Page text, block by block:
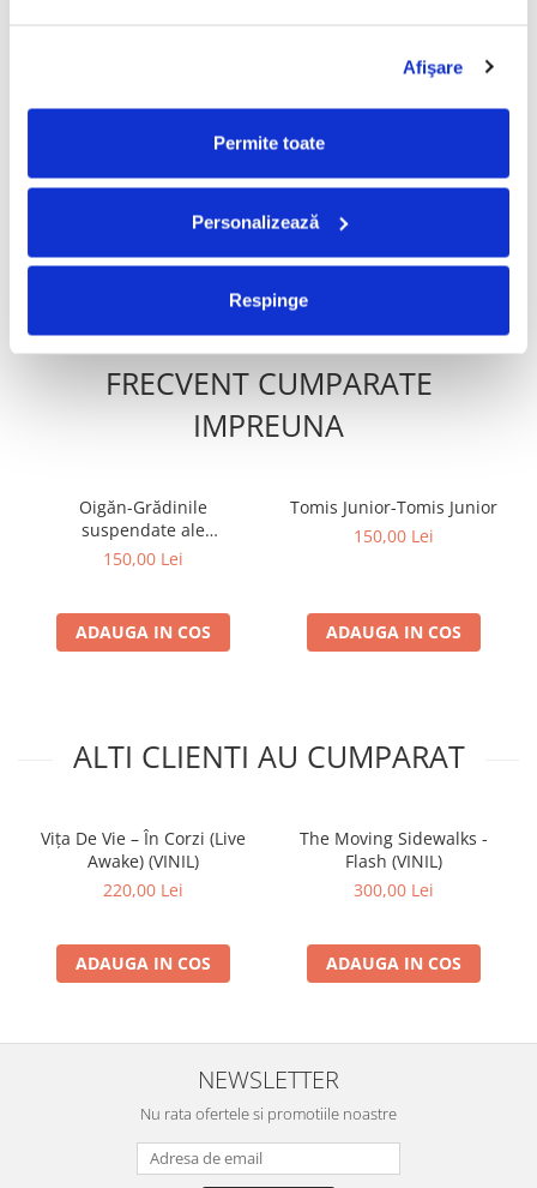
Afişare
Permite toate
Personalizează
Respinge
PRODUSE ALTERNATIVE
Vița De Vie – În Corzi (Live
220,00 Lei
ADAUGA IN COS
-30%
Ștefan Hrușcă - La Săvârșitu
100,00 Lei
ADAUGA IN COS
FRECVENT CUMPARATE
IMPREUNA
Oigăn-Grădinile
suspendate ale
indiferenței, (Disc Vinil)
150,00 Lei
ADAUGA IN COS
Tomis Junior-Tomis Junior
150,00 Lei
ADAUGA IN COS
ALTI CLIENTI AU CUMPARAT
Vița De Vie – În Corzi (Live
Awake) (VINIL)
220,00 Lei
ADAUGA IN COS
The Moving Sidewalks -
Flash (VINIL)
300,00 Lei
ADAUGA IN COS
NEWSLETTER
Nu rata ofertele si promotiile noastre